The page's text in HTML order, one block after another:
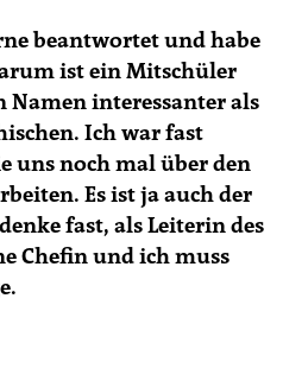
beantwortet und habe
ist ein Mitschüler
interessanter als
Ich war fast
uns noch mal über den
Es ist ja auch der
fast, als Leiterin des
Chefin und ich muss